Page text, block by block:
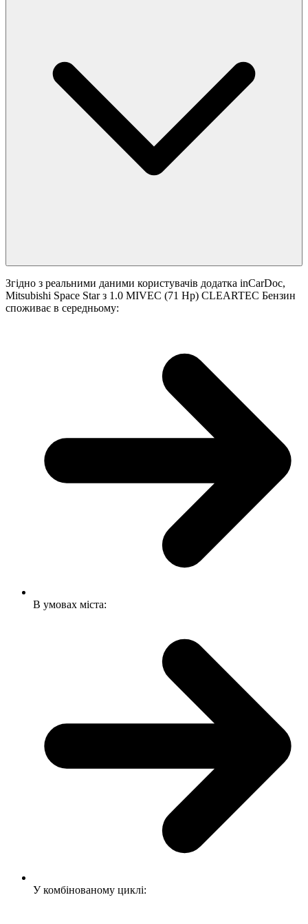
Згідно з реальними даними користувачів додатка inCarDoc,
Mitsubishi Space Star з 1.0 MIVEC (71 Hp) CLEARTEC Бензин
споживає в середньому:
В умовах міста:
У комбінованому циклі: